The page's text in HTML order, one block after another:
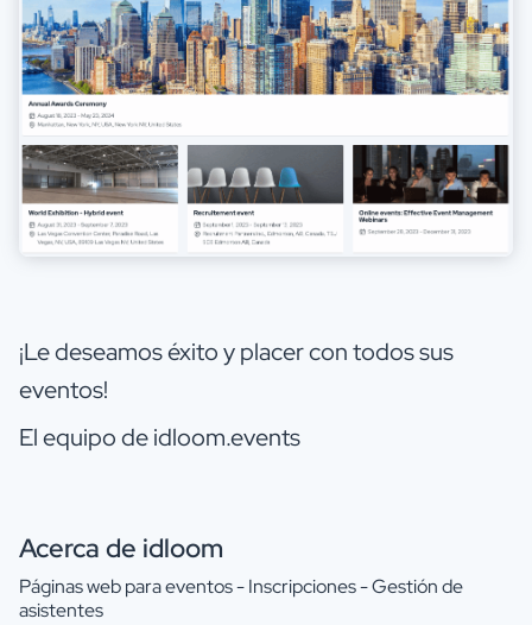
¡Le deseamos éxito y placer con todos sus
eventos!
El equipo de idloom.events
Acerca de idloom
Páginas web para eventos - Inscripciones - Gestión de
asistentes